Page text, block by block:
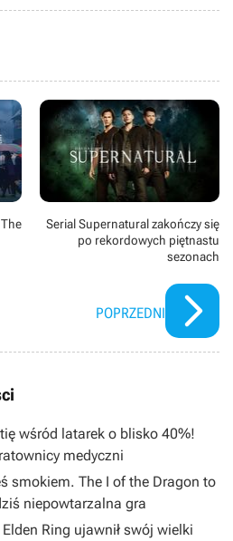
Serial Supernatural zakończy się
po rekordowych piętnastu
sezonach
POPRZEDNI
wśród latarek o blisko 40%!
medyczni
smokiem. The I of the Dragon to
niepowtarzalna gra
Ring ujawnił swój wielki